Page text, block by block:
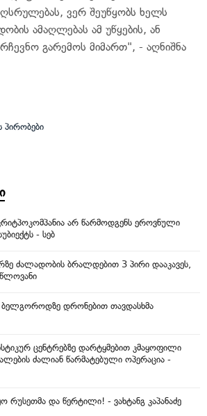
ვერ შეუწყობს ხელს
ამაღლებას ამ უწყების, ან
გარემოს მიმართ", - აღნიშნა
პირობები
არ წარმოდგენს ეროვნული
- სებ
ძალადობის ბრალდებით 3 პირი დააკავეს,
ბელგოროდზე დრონებით თავდასხმა
ცენტრებზე დარტყმებით კმაყოფილი
ძალიან წარმატებული ოპერაცია -
რუსეთმა და წერტილი! - ვახტანგ კაპანაძე